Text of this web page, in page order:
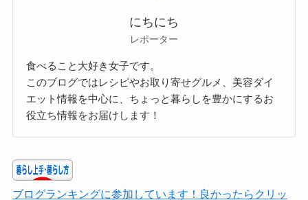
にちにち
レポーター
食べること大好き女子です。
このブログではレシピやお取り寄せグルメ、美容ダイ
エット情報を中心に、ちょっと暮らしを豊かにするお
役立ち情報をお届けします！
ブログランキングに参加しています！良かったらクリッ